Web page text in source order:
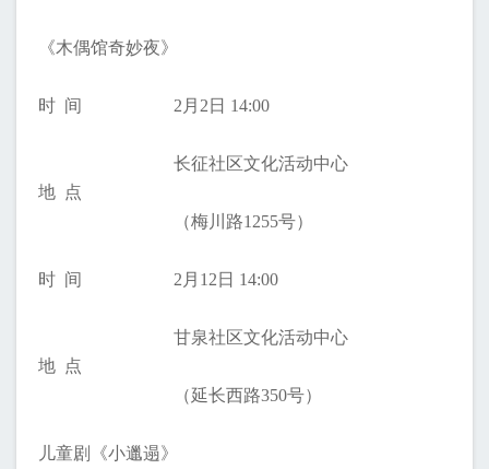
《木偶馆奇妙夜》
时 间 2月2日 14:00
地 点
长征社区文化活动中心
（梅川路1255号）
时 间 2月12日 14:00
地 点
甘泉社区文化活动中心
（延长西路350号）
儿童剧《小邋遢》